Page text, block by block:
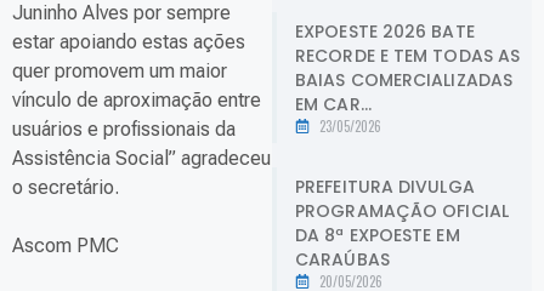
Juninho Alves por sempre
estar apoiando estas ações
quer promovem um maior
vínculo de aproximação entre
usuários e profissionais da
Assistência Social” agradeceu
o secretário.
Ascom PMC
EXPOESTE 2026 BATE
RECORDE E TEM TODAS AS
BAIAS COMERCIALIZADAS
EM CAR...
23/05/2026
PREFEITURA DIVULGA
PROGRAMAÇÃO OFICIAL
DA 8ª EXPOESTE EM
CARAÚBAS
20/05/2026